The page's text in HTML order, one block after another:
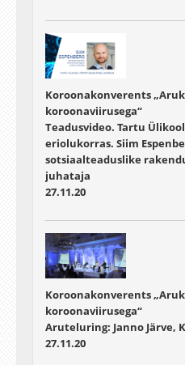
Koroonakonverents
koroonaviirusega“
Teadusvideo. Tartu
eriolukorras. Siim
sotsiaalteaduslike
juhataja
27.11.20
Koroonakonverents
koroonaviirusega“
Aruteluring: Janno Järve,
27.11.20